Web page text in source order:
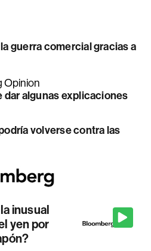
guerra comercial gracias a
Opinion
dar algunas explicaciones
volverse contra las
inusual
yen por